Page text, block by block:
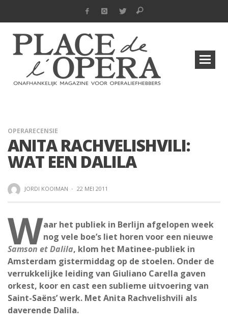
OPERARECENSIE
ANITA RACHVELISHVILI:
WAT EEN DALILA
JORDI KOOIMAN · 22 MEI 2011
Waar het publiek in Berlijn afgelopen week
nog vele boe’s liet horen voor een nieuwe
Samson et Dalila, klom het Matinee-publiek in
Amsterdam gistermiddag op de stoelen. Onder de
verrukkelijke leiding van Giuliano Carella gaven
orkest, koor en cast een sublieme uitvoering van
Saint-Saëns’ werk. Met Anita Rachvelishvili als
daverende Dalila.